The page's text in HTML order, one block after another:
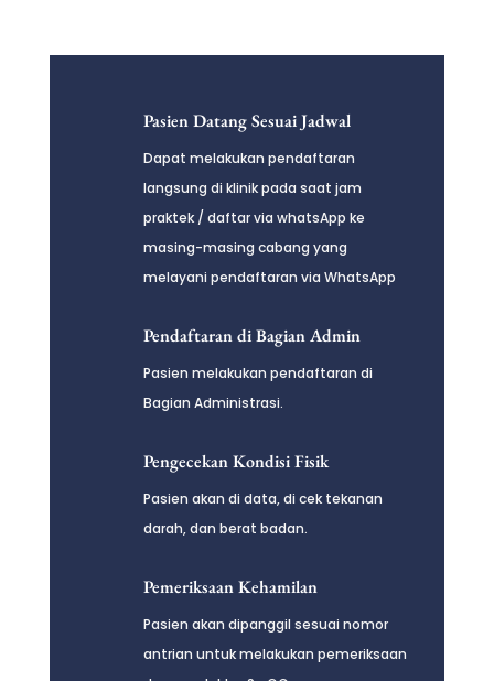
Pasien Datang Sesuai Jadwal
Dapat melakukan pendaftaran
langsung di klinik pada saat jam
praktek / daftar via whatsApp ke
masing-masing cabang yang
melayani pendaftaran via WhatsApp
Pendaftaran di Bagian Admin
Pasien melakukan pendaftaran di
Bagian Administrasi.
Pengecekan Kondisi Fisik
Pasien akan di data, di cek tekanan
darah, dan berat badan.
Pemeriksaan Kehamilan
Pasien akan dipanggil sesuai nomor
antrian untuk melakukan pemeriksaan